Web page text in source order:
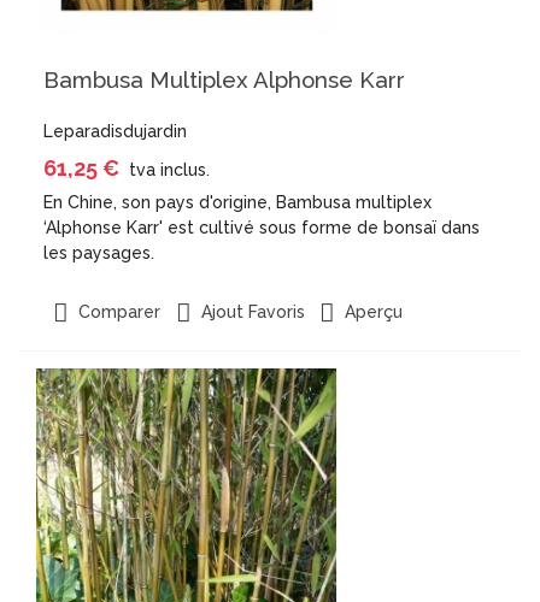
Bambusa Multiplex Alphonse Karr
Leparadisdujardin
61,25 € tva inclus.
En Chine, son pays d'origine, Bambusa multiplex
‘Alphonse Karr' est cultivé sous forme de bonsaï dans
les paysages.
Comparer Ajout Favoris Aperçu